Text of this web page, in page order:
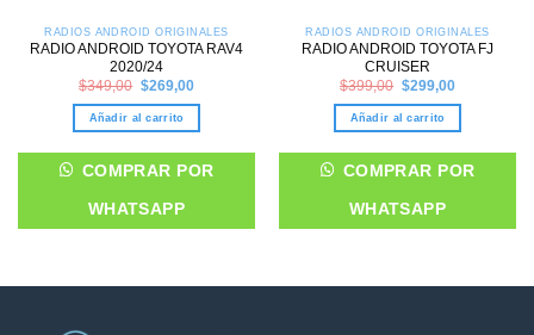
RADIOS ANDROID ORIGINALES
RADIO ANDROID TOYOTA RAV4
2020/24
$349,00 Original
price
was:
$349,00.
$269,00Current
is:
Añadir al carrito
COMPRAR POR
WHATSAPP
RADIOS ANDROID ORIGINALES
RADIO ANDROID TOYOTA FJ
CRUISER
$399,00 Original
price
was:
$399,00.
$299,00Current
is:
Añadir al carrito
COMPRAR POR
WHATSAPP